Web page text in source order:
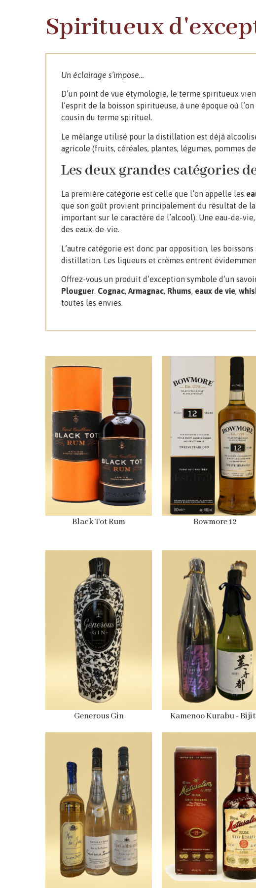
Spiritueux
Un éclairage s’impose…
D’un point de vue étymologie, le terme spiritueux
l’esprit de la boisson spiritueuse, à une époque où
cousin du terme spirituel.
Le mélange utilisé pour la distillation est déjà
agricole (fruits, céréales, plantes, légumes, pommes
Les deux grandes catégories
La première catégorie est celle que l’on appelle les
que son goût provient principalement du résultat de
important sur le caractère de l’alcool). Une eau-de-
des eaux-de-vie.
L’autre catégorie est donc par opposition, les
distillation. Les liqueurs et crèmes entrent
Offrez-vous un produit d’exception symbole d’un
Plouguer. Cognac, Armagnac, Rhums, eaux de vie,
toutes les envies.
Black Tot Rum Bowmore 12
Generous Gin Kamenoo Kurabu -